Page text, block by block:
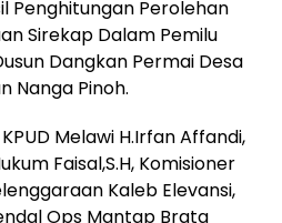
Penghitungan Perolehan
Sirekap Dalam Pemilu
Dangkan Permai Desa
Nanga Pinoh.
Melawi H.Irfan Affandi,
Faisal,S.H, Komisioner
Kaleb Elevansi,
Ops Mantap Brata